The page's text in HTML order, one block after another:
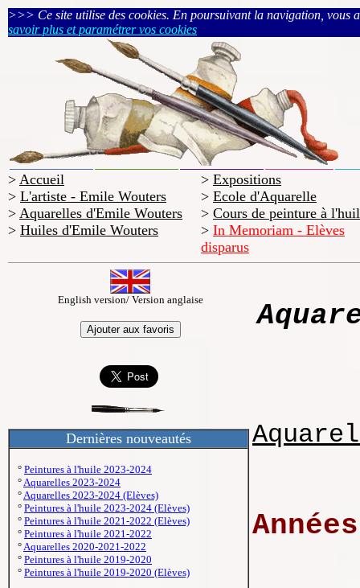
>>> Ce site utilise des cookies. En poursuivant la navigation, vous
savoir plus et paramétrer vos cookies
> Accueil
> L'artiste - Emile Wouters
> Aquarelles d'Emile Wouters
> Huiles d'Emile Wouters
> Expositions
> Ecole d'Aquarelle
> Cours de peinture à
> In Memoriam - Elèves
disparus
English version/ Version anglaise
Dernières nouveautés
° Peintures à l'huile 2023-2024
°Aquarelles 2023-2024
°Aquarelles 2023-2024 (Elèves)
° Peintures à l'huile 2023-2024 (Elèves)
° Peintures à l'huile 2021-2022 (Elèves)
° Peintures à l'huile 2021-2022
°Aquarelles 2020-2021-2022
° Peintures à l'huile 2019-2020
° Peintures à l'huile 2019-2020 (Elèves)